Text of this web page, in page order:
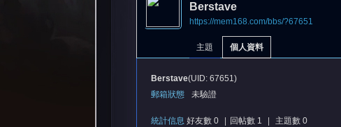
›
Berstave
https://mem168.com/bbs/?67651
主題 個人資料
Berstave(UID: 67651)
郵箱狀態
未驗證
統計信息 好友數 0 回帖數 1 主題數 0